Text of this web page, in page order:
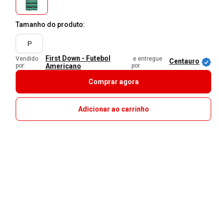
Tamanho do produto:
P
Vendido
por:
First Down - Futebol
Americano
e entregue
por
Centauro
Comprar agora
Adicionar ao carrinho